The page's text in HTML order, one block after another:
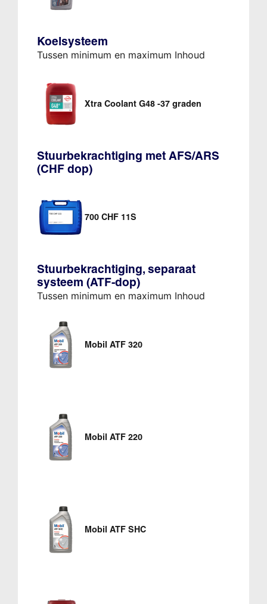
Koelsysteem
Tussen minimum en maximum Inhoud
Xtra Coolant G48 -37 graden
Stuurbekrachtiging met AFS/ARS
(CHF dop)
700 CHF 11S
Stuurbekrachtiging, separaat
systeem (ATF-dop)
Tussen minimum en maximum Inhoud
Mobil ATF 320
Mobil ATF 220
Mobil ATF SHC